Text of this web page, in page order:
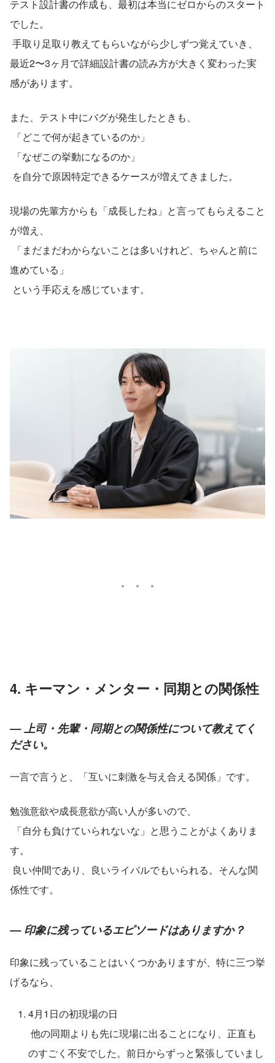
テスト設計書の作成も、最初は本当にゼロからのスタート
でした。
最近2〜3ヶ月で詳細設計書の読み方が大きく変わった実
感があります。
また、テスト中にバグが発生したときも、
「どこで何が起きているのか」
「なぜこの挙動になるのか」
を自分で原因特定できるケースが増えてきました。
現場の先輩方からも「成長したね」と言ってもらえること
が増え、
進めている」
という手応えを感じています。
4. キーマン・メンター・同期との関係性
— 上司・先輩・同期との関係性について教えてく
ださい。
一言で言うと、「互いに刺激を与え合える関係」です。
勉強意欲や成長意欲が高い人が多いので、
す。
係性です。
— 印象に残っているエピソードはありますか？
印象に残っていることはいくつかありますが、特に三つ挙
げるなら、
4月1日の初現場の日
のすごく不安でした。前日からずっと緊張していまし